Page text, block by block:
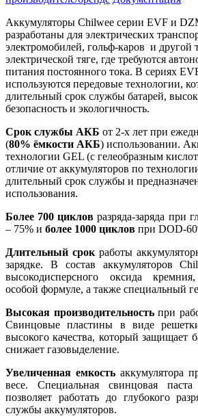
Аккумуляторы Chilwee серии EVF и
разработаны для электрических
электромобилей, гольф-каров и другой
электрической тяге, где требуются
питания постоянного тока. В сериях
используются передовые технологии,
длительный срок службы батарей,
безопасность и экологичность.
Срок службы АКБ от 2-х лет при
(80% ёмкости АКБ) использовании.
технологии GEL (с гелеобразным
отличие от аккумуляторов по
длительный срок службы и
использования.
Более 700 циклов разряда-заряда при
– 75% и более 1000 циклов при DOD-
Длительный срокработы
зарядке. В состав аккумуляторов
высокодисперсного оксида
особой формуле, а также специальный
Высокая производительностьпри
Свинцовые пластины в виде
высокого качества, который защищает
снижает газовыделение.
Увеличенная емкость аккумулятора
весе. Специальная свинцовая
позволяет работать до глубокого
службы аккумуляторов.